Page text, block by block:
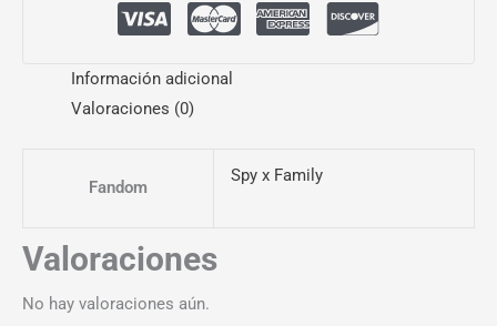
Información adicional
Valoraciones (0)
Fandom
Spy x Family
Valoraciones
No hay valoraciones aún.